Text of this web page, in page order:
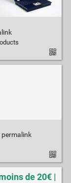
permalink
de 20€ |